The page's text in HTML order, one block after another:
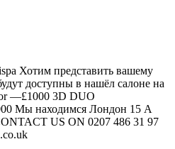
Хотим представить вашему
доступны в нашёл салоне на
—£1000 3D DUO
Мы находимся Лондон 15 A
US ON 0207 486 31 97